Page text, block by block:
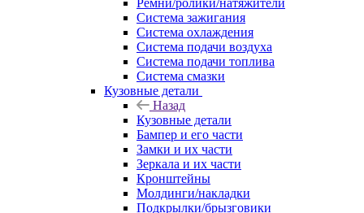
Ремни/ролики/натяжители
Система зажигания
Система охлаждения
Система подачи воздуха
Система подачи топлива
Система смазки
Кузовные детали
Назад
Кузовные детали
Бампер и его части
Замки и их части
Зеркала и их части
Кронштейны
Молдинги/накладки
Подкрылки/брызговики